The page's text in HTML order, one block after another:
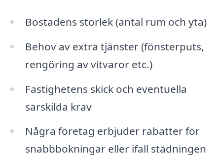
Bostadens storlek (antal rum och yta)
Behov av extra tjänster (fönsterputs,
rengöring av vitvaror etc.)
Fastighetens skick och eventuella
särskilda krav
Några företag erbjuder rabatter för
snabbbokningar eller ifall städningen